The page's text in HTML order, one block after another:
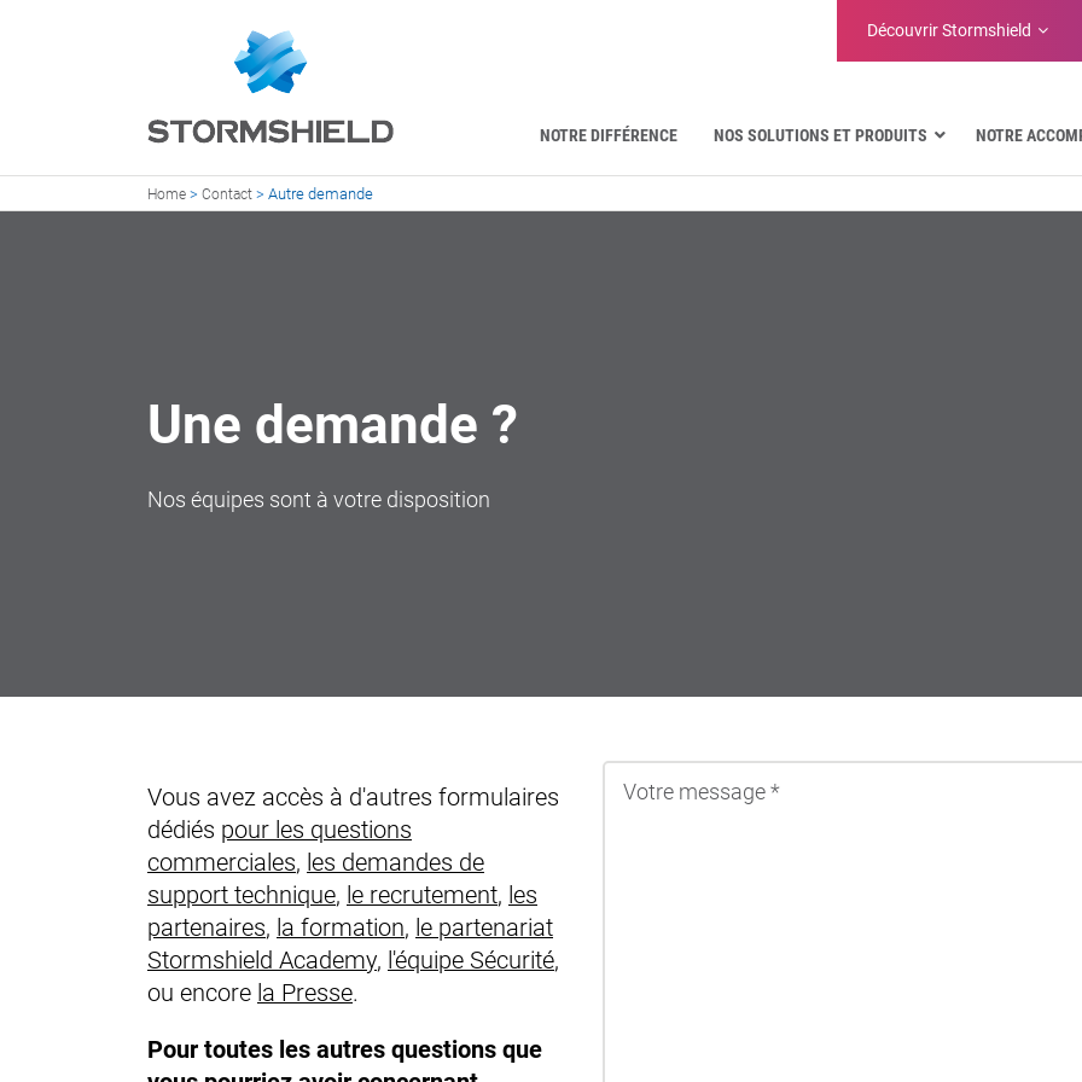
Découvrir Stormshield
NOTRE DIFFÉRENCE NOS SOLUTIONS ET PRODUITS NOTRE
Home > Contact > Autre demande
Une demande ?
Nos équipes sont à votre disposition
Vous avez accès à d'autres formulaires
dédiés pour les questions
commerciales, les demandes de
support technique, le recrutement, les
partenaires, la formation, le partenariat
Stormshield Academy, l'équipe Sécurité,
ou encore la Presse.
Pour toutes les autres questions que